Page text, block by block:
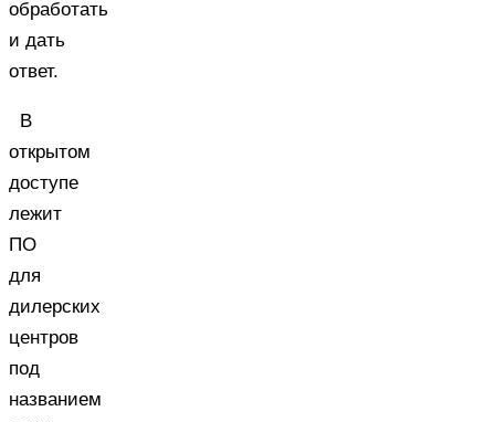
обработать
и дать
ответ.
В
открытом
доступе
лежит
ПО
для
дилерских
центров
под
названием